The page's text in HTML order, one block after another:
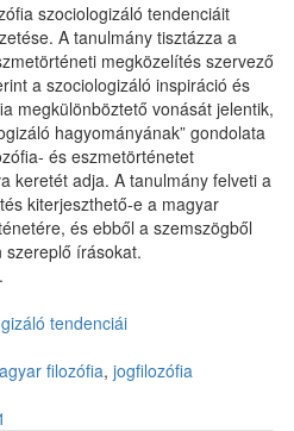
szociologizáló tendenciáit
A tanulmány tisztázza a
megközelítés szervező
a szociologizáló inspiráció és
megkülönböztető vonását jelentik,
hagyományának” gondolata
és eszmetörténetet
keretét adja. A tanulmány felveti a
kiterjeszthető-e a magyar
és ebből a szemszögből
szereplő írásokat.
tendenciái
filozófia, jogfilozófia